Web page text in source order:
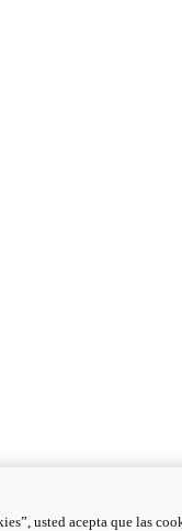
usted acepta que las